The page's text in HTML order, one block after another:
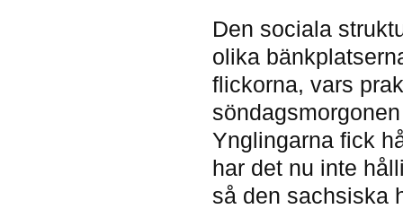
Den sociala
olika
flickorna, vars
Ynglingarna fick
har det nu inte
så den sachsiska